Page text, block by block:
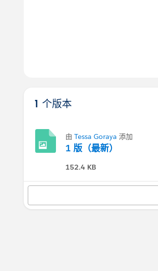
1 个版本
由 Tessa Goraya 添加
1 版（最新）
152.4 KB